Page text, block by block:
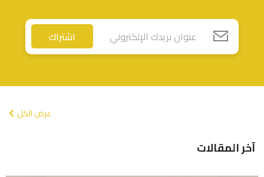
اشتراك
عرض الكل
آخر المقالات